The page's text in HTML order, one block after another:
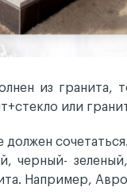
из гранита,
или
должен
черный-
Например,